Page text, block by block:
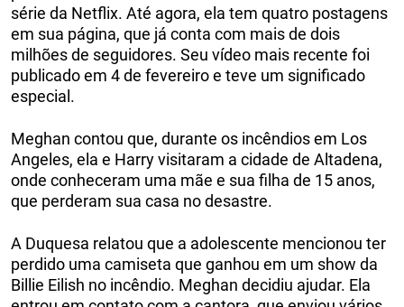
série da Netflix. Até agora, ela tem quatro postagens
em sua página, que já conta com mais de dois
milhões de seguidores. Seu vídeo mais recente foi
publicado em 4 de fevereiro e teve um significado
especial.
Meghan contou que, durante os incêndios em Los
Angeles, ela e Harry visitaram a cidade de Altadena,
onde conheceram uma mãe e sua filha de 15 anos,
que perderam sua casa no desastre.
A Duquesa relatou que a adolescente mencionou ter
perdido uma camiseta que ganhou em um show da
Billie Eilish no incêndio. Meghan decidiu ajudar. Ela